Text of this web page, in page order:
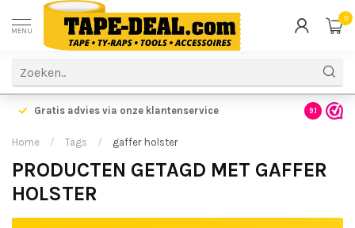
MENU
0
Gratis advies via onze klantenservice 9.1
Home / Tags / gaffer holster
PRODUCTEN GETAGD MET GAFFER
HOLSTER